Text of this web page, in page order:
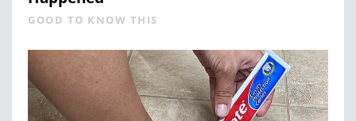
GOOD TO KNOW THIS